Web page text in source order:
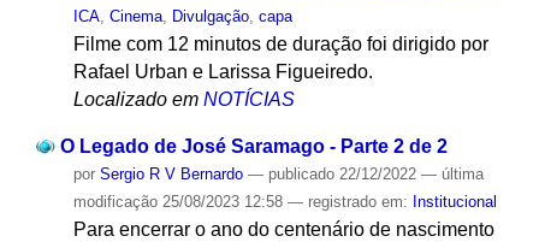
ICA, Cinema, Divulgação, capa
Filme com 12 minutos de duração foi dirigido por
Rafael Urban e Larissa Figueiredo.
Localizado em NOTÍCIAS
O Legado de José Saramago - Parte 2 de 2
por Sergio R V Bernardo — publicado22/12/2022 — última
modificação25/08/2023 12:58 — registrado em: Institucional
Para encerrar o ano do centenário de nascimento